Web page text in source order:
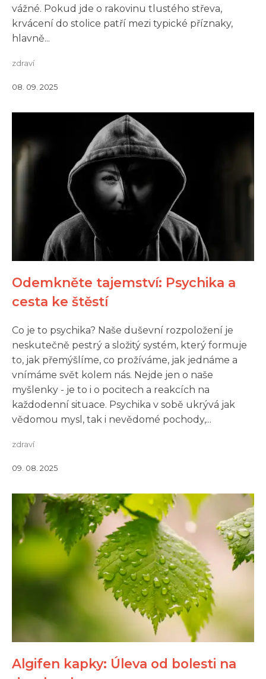
vážné. Pokud jde o rakovinu tlustého střeva,
krvácení do stolice patří mezi typické příznaky,
hlavně...
zdraví
08. 09. 2025
Odemkněte tajemství: Psychika a
cesta ke štěstí
Co je to psychika? Naše duševní rozpoložení je
neskutečně pestrý a složitý systém, který formuje
to, jak přemýšlíme, co prožíváme, jak jednáme a
vnímáme svět kolem nás. Nejde jen o naše
myšlenky - je to i o pocitech a reakcích na
každodenní situace. Psychika v sobě ukrývá jak
vědomou mysl, tak i nevědomé pochody,...
zdraví
09. 08. 2025
Algifen kapky: Úleva od bolesti na